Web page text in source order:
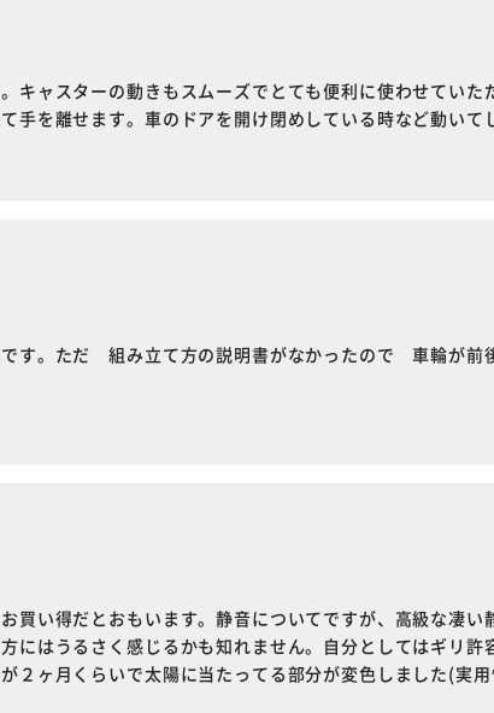
キャスターの動きもスムーズでとても便利に使わせてい
手を離せます。車のドアを開け閉めしている時など動いて
す。ただ 組み立て方の説明書がなかったので 車輪が前
買い得だとおもいます。静音についてですが、高級な凄
にはうるさく感じるかも知れません。自分としてはギリ許
２ヶ月くらいで太陽に当たってる部分が変色しました(実用